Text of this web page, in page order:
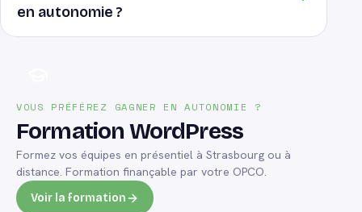
en autonomie ?
VOUS PRÉFÉREZ GAGNER EN AUTONOMIE ?
Formation WordPress
Formez vos équipes en présentiel à Strasbourg ou à
distance. Formation finançable par votre OPCO.
Voir la formation